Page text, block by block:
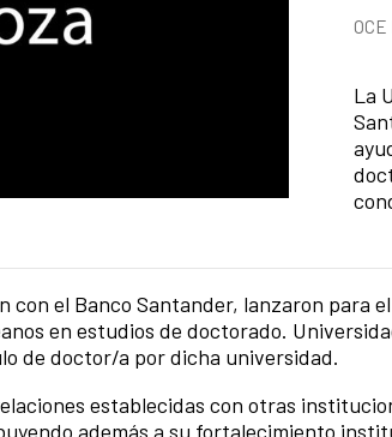
La
con el Banco Santander, lanzaron para
en estudios de doctorado.
de doctor/a por dicha universidad.
establecidas con otras
además a su fortalecimiento